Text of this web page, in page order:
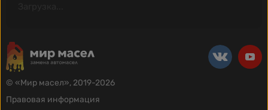
© «Мир масел», 2019-2026
Правовая информация